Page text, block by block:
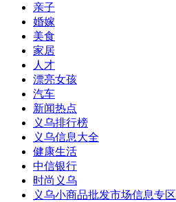
亲子
婚嫁
美食
家居
人才
漂亮女孩
汽车
新闻热点
义乌排行榜
义乌信息大全
健康生活
中信银行
时尚义乌
义乌小商品批发市场信息专区